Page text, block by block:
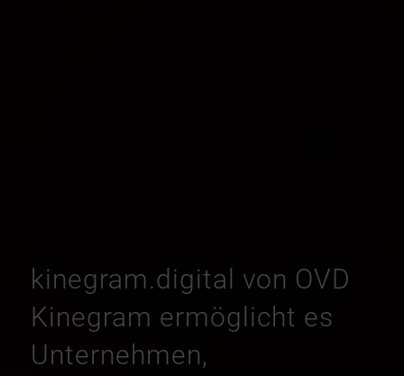
kinegram.digital von OVD
Kinegram ermöglicht es
Unternehmen,